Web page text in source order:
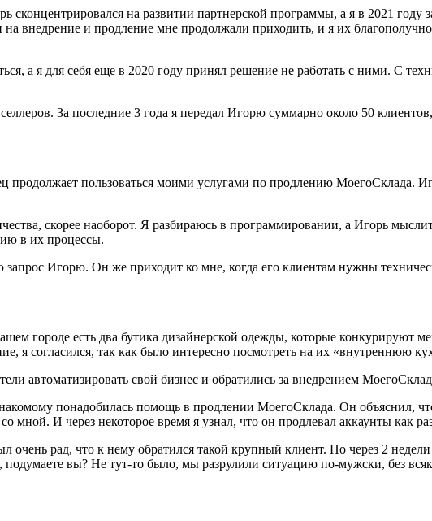
сконцентрировался на развитии партнерской программы, а я в 2021 году
внедрение и продление мне продолжали приходить, и я их
а я для себя еще в 2020 году принял решение не работать с ними. С
селлеров. За последние 3 года я передал Игорю суммарно около 50
продолжает пользоваться моими услугами по продлению МоегоСклада.
скорее наоборот. Я разбираюсь в программировании, а Игорь
в их процессы.
Игорю. Он же приходит ко мне, когда его клиентам нужны
городе есть два бутика дизайнерской одежды, которые конкурируют
я согласился, так как было интересно посмотреть на их «внутреннюю
автоматизировать свой бизнес и обратились за внедрением
понадобилась помощь в продлении МоегоСклада. Он объяснил,
мной. И через некоторое время я узнал, что он продлевал аккаунты как
очень рад, что к нему обратился такой крупный клиент. Но через 2
вы? Не тут‑то было, мы разрулили ситуацию по‑мужски, без